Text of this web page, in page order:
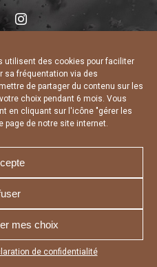
utilisent des cookies pour faciliter
sa fréquentation via des
de partager du contenu sur les
choix pendant 6 mois. Vous
en cliquant sur l'icône "gérer les
page de notre site internet.
mes choix
de confidentialité
bas de votre
DÉCLARATION DE CONFIDENTIALITÉ
DES COOKIES
WEB A3 WEB